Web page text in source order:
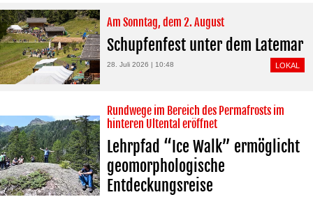
Am Sonntag, dem 2. August
Schupfenfest unter dem Latemar
28. Juli 2026 | 10:48 LOKAL
Rundwege im Bereich des Permafrosts im
hinteren Ultental eröffnet
Lehrpfad “Ice Walk” ermöglicht
geomorphologische
Entdeckungsreise